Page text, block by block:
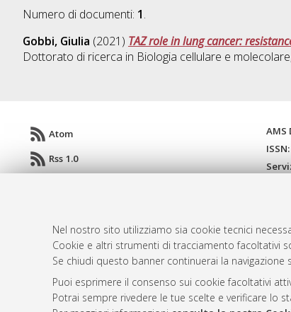
Nel nostro sito utilizziamo sia cookie tecnici
Cookie e altri strumenti di tracciamento facoltativi
Se chiudi questo banner continuerai la navigazione
Puoi esprimere il consenso sui cookie facoltativi
Potrai sempre rivedere le tue scelte e verificare lo
Numero di documenti: 1.
Gobbi, Giulia (2021) TAZ role in lung cancer:
Dottorato di ricerca in Biologia cellulare e molecolare
Atom
Rss 1.0
AMS
© ALMA MATER STUDIORUM -